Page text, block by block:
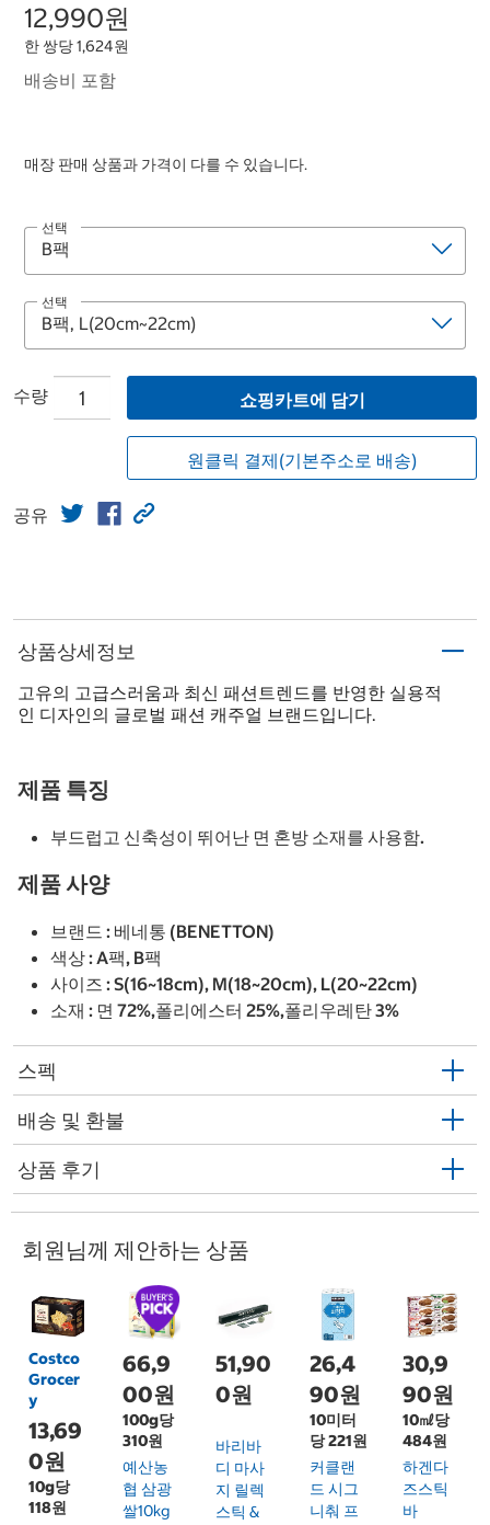
12,990원
한 쌍당 1,624원
배송비 포함
매장 판매 상품과 가격이 다를 수 있습니다.
선택
선택
수량 쇼핑카트에 담기
원클릭 결제(기본주소로 배송)
공유
상품상세정보
고유의 고급스러움과 최신 패션트렌드를 반영한 실용적
인 디자인의 글로벌 패션 캐주얼 브랜드입니다.
제품 특징
부드럽고 신축성이 뛰어난 면 혼방 소재를 사용함.
제품 사양
브랜드 : 베네통 (BENETTON)
색상 : A팩, B팩
사이즈 : S(16~18cm), M(18~20cm), L(20~22cm)
소재 : 면 72%,폴리에스터 25%,폴리우레탄 3%
스펙
배송 및 환불
상품 후기
회원님께 제안하는 상품
Costco
Grocer
y
13,69
0원
10g당
118원
66,9
00원
100g당
310원
예산농
협 삼광
쌀10kg
51,90
0원
바리바
디 마사
지 릴렉
스틱 &
26,4
90원
10미터
당 221원
커클랜
드 시그
니춰 프
30,9
90원
10㎖당
484원
하겐다
즈스틱
바